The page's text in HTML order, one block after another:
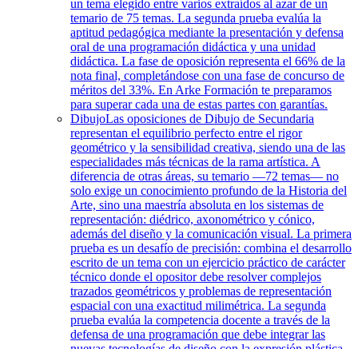
un tema elegido entre varios extraídos al azar de un
temario de 75 temas. La segunda prueba evalúa la
aptitud pedagógica mediante la presentación y defensa
oral de una programación didáctica y una unidad
didáctica. La fase de oposición representa el 66% de la
nota final, completándose con una fase de concurso de
méritos del 33%. En Arke Formación te preparamos
para superar cada una de estas partes con garantías.
DibujoLas oposiciones de Dibujo de Secundaria
representan el equilibrio perfecto entre el rigor
geométrico y la sensibilidad creativa, siendo una de las
especialidades más técnicas de la rama artística. A
diferencia de otras áreas, su temario —72 temas— no
solo exige un conocimiento profundo de la Historia del
Arte, sino una maestría absoluta en los sistemas de
representación: diédrico, axonométrico y cónico,
además del diseño y la comunicación visual. La primera
prueba es un desafío de precisión: combina el desarrollo
escrito de un tema con un ejercicio práctico de carácter
técnico donde el opositor debe resolver complejos
trazados geométricos y problemas de representación
espacial con una exactitud milimétrica. La segunda
prueba evalúa la competencia docente a través de la
defensa de una programación que debe integrar las